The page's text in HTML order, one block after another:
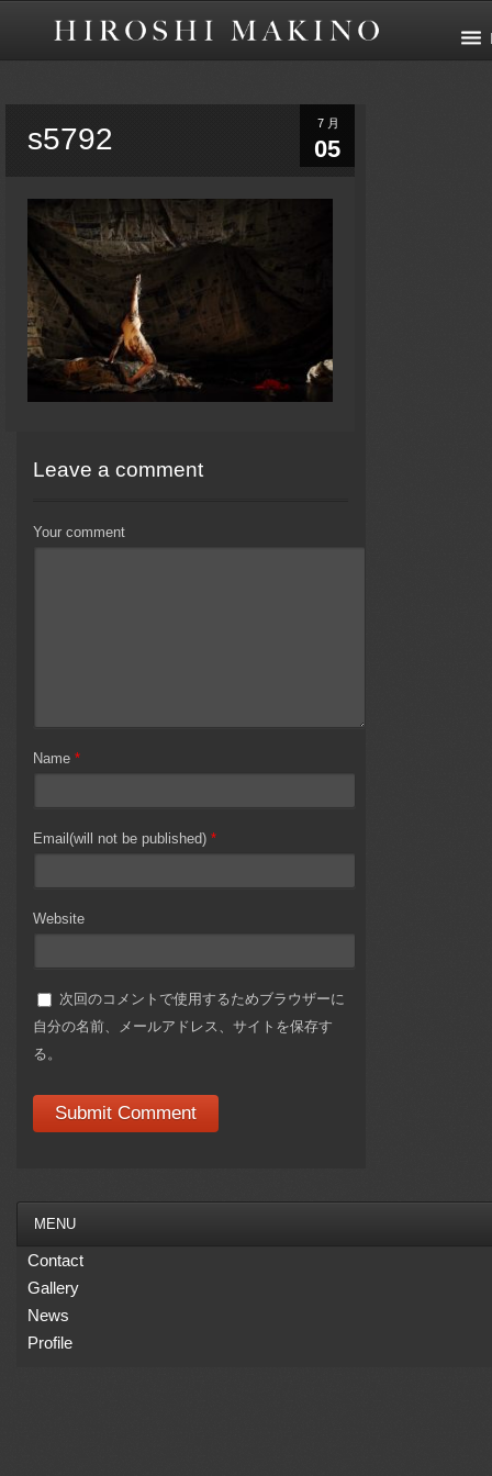
7月
05
s5792
Leave a comment
Your comment
Name *
Email(will not be published) *
Website
次回のコメントで使用するためブラウザーに
自分の名前、メールアドレス、サイトを保存す
る。
MENU
Contact
Gallery
News
Profile